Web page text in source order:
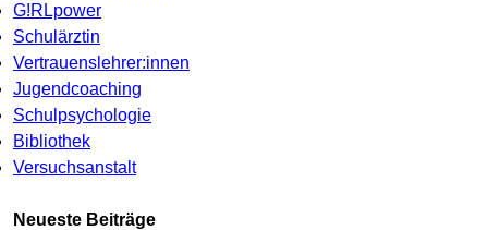
G!RLpower
Schulärztin
Vertrauenslehrer:innen
Jugendcoaching
Schulpsychologie
Bibliothek
Versuchsanstalt
Neueste Beiträge